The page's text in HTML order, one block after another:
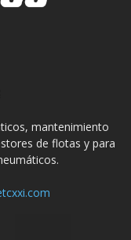
mantenimiento
de flotas y para